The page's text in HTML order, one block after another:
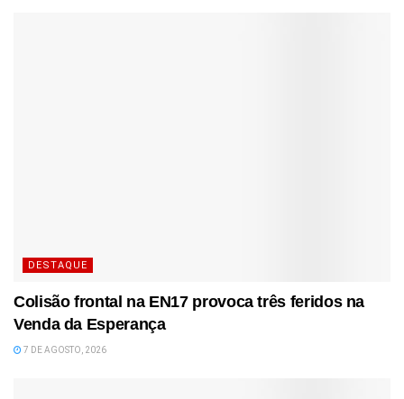
DESTAQUE
Colisão frontal na EN17 provoca três feridos na
Venda da Esperança
7 DE AGOSTO, 2026